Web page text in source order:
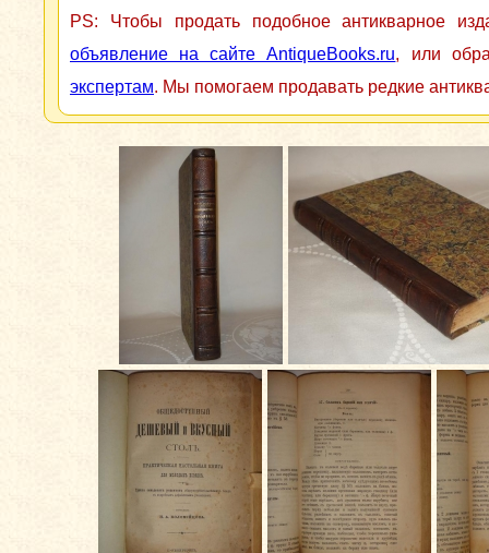
PS: Чтобы продать подобное антикварное
объявление на сайте AntiqueBooks.ru, или
экспертам. Мы помогаем продавать редкие